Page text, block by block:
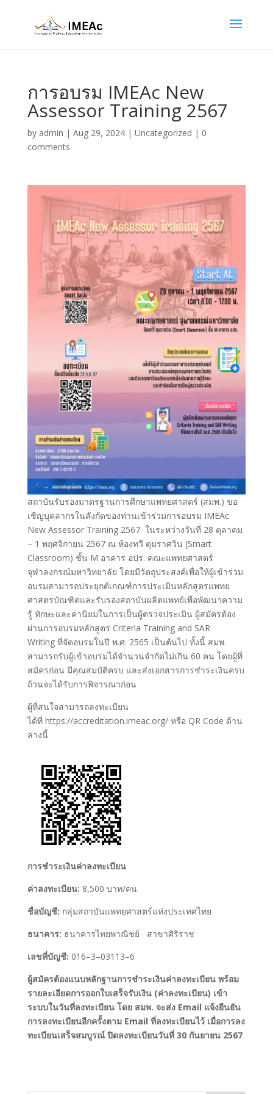
การอบรม IMEAc New
Assessor Training 2567
by admin | Aug 29, 2024| Uncategorized | 0
comments
สถาบันรับรองมาตรฐานการศึกษาแพทยศาสตร์ (สมพ.) ขอ
เชิญบุคลากรในสังกัดของท่านเข้าร่วมการอบรม IMEAc
New Assessor Training 2567 ในระหว่างวันที่ 28 ตุลาคม
– 1 พฤศจิกายน 2567 ณ ห้องทวี ตุมราศวิน (Smart
Classroom) ชั้น M อาคาร อปร. คณะแพทยศาสตร์
จุฬาลงกรณ์มหาวิทยาลัย โดยมีวัตถุประสงค์เพื่อให้ผู้เข้าร่วม
อบรมสามารถประยุกต์เกณฑ์การประเมินหลักสูตรแพทย
ศาสตรบัณฑิตและรับรองสถาบันผลิตแพทย์เพื่อพัฒนาความ
รู้ ทักษะและค่านิยมในการเป็นผู้ตรวจประเมิน ผู้สมัครต้อง
ผ่านการอบรมหลักสูตร Criteria Training and SAR
Writing ที่จัดอบรมในปี พ.ศ. 2565 เป็นต้นไป ทั้งนี้ สมพ.
สามารถรับผู้เข้าอบรมได้จำนวนจำกัดไม่เกิน 60 คน โดยผู้ที่
สมัครก่อน มีคุณสมบัติครบ และส่งเอกสารการชำระเงินครบ
ถ้วนจะได้รับการพิจารณาก่อน
ผู้ที่สนใจสามารถลงทะเบียน
ได้ที่ https://accreditation.imeac.org/ หรือ QR Code ด้าน
ล่างนี้
การชำระเงินค่าลงทะเบียน
ค่าลงทะเบียน: 8,500 บาท/คน
ชื่อบัญชี: กลุ่มสถาบันแพทยศาสตร์แห่งประเทศไทย
ธนาคาร: ธนาคารไทยพาณิชย์ สาขาศิริราช
เลขที่บัญชี: 016–3–03113–6
ผู้สมัครต้องแนบหลักฐานการชำระเงินค่าลงทะเบียน พร้อม
รายละเอียดการออกใบเสร็จรับเงิน (ค่าลงทะเบียน) เข้า
ระบบในวันที่ลงทะเบียน โดย สมพ. จะส่งEmail แจ้งยืนยัน
การลงทะเบียนอีกครั้งตามEmail ที่ลงทะเบียนไว้ เมื่อการลง
ทะเบียนเสร็จสมบูรณ์ ปิดลงทะเบียนวันที่ 30 กันยายน 2567